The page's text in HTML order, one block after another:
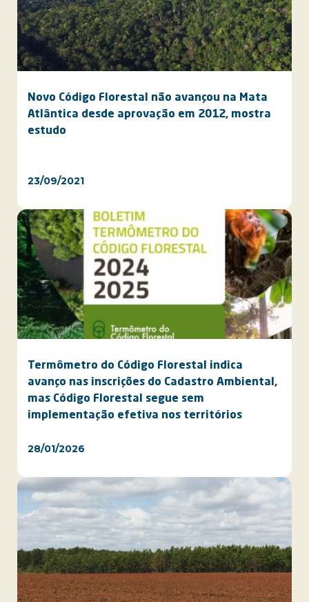
Novo Código Florestal não avançou na Mata
Atlântica desde aprovação em 2012, mostra
estudo
23/09/2021
Termômetro do Código Florestal indica
avanço nas inscrições do Cadastro Ambiental,
mas Código Florestal segue sem
implementação efetiva nos territórios
28/01/2026